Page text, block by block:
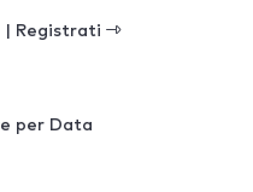
Registrati
per Data